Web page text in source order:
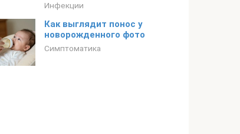
Инфекции
Как выглядит понос у
новорожденного фото
Симптоматика